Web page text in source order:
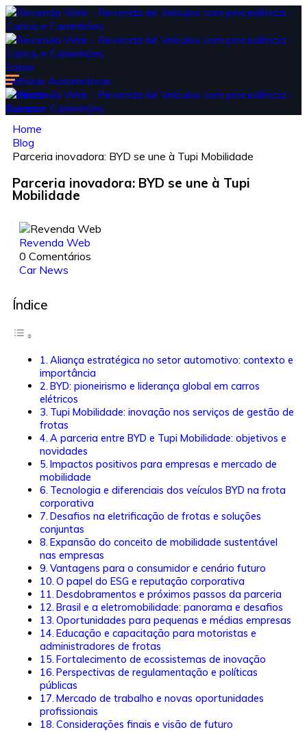
Sobre
Notícias Automotivas
Contato
Acesso
Home
Blog
Parceria inovadora: BYD se une à Tupi Mobilidade
Parceria inovadora: BYD se une à Tupi
Mobilidade
Revenda Web
0 Comentários
Car News
Índice
Aliança estratégica no setor automotivo: contexto e
importância
BYD: pioneirismo e liderança global em carros
elétricos
Tupi Mobilidade: inovação nos serviços de gestão de
frotas
A parceria entre BYD e Tupi Mobilidade: objetivos e
novidades
Impactos positivos para empresas e mercado de
mobilidade
Tecnologia e diferenciais dos veículos BYD na frota
corporativa
Desafios na eletrificação de frotas e soluções
conjuntas
Expansão do conceito de mobilidade sustentável
nas empresas
Vantagens para o consumidor e cenário futuro
O papel do ESG e reputação corporativa
Desdobramentos e próximos passos da parceria
Brasil e a eletromobilidade: panorama e desafios
Oportunidades para pequenas e médias empresas
Educação e capacitação para motoristas e
administradores de frotas
Fortalecimento de ecossistemas de inovação
Perspectivas de regulamentação e políticas
públicas
Mercado de trabalho e novas oportunidades
profissionais
Considerações finais e visão de futuro